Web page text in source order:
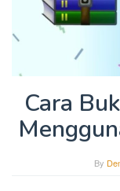
Cara
By